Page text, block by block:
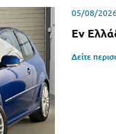
05/08/
Εν
Δείτε